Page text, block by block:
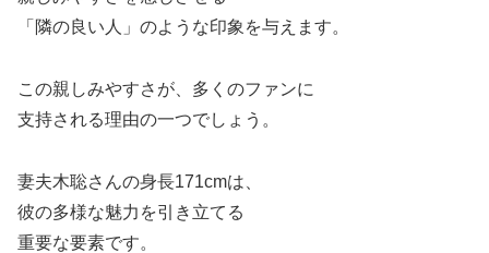
「隣の良い人」のような印象を与えます。
この親しみやすさが、多くのファンに
支持される理由の一つでしょう。
妻夫木聡さんの身長171cmは、
彼の多様な魅力を引き立てる
重要な要素です。